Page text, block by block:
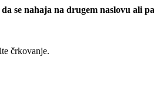
se nahaja na drugem naslovu ali
črkovanje.